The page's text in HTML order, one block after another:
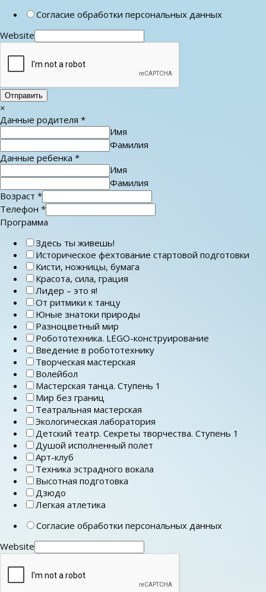
Согласие обработки персональных данных
Website
Отправить
×
Данные родителя *
Имя
Фамилия
Данные ребенка *
Имя
Фамилия
Возраст *
Телефон *
Программа
Здесь ты живешь!
Историческое фехтование стартовой подготовки
Кисти, ножницы, бумага
Красота, сила, грация
Лидер – это я!
От ритмики к танцу
Юные знатоки природы
Разноцветный мир
Робототехника. LEGO-конструирование
Введение в робототехнику
Творческая мастерская
Волейбол
Мастерская танца. Ступень 1
Мир без границ
Театральная мастерская
Экологическая лаборатория
Детский театр. Секреты творчества. Ступень 1
Душой исполненный полет
Арт-клуб
Техника эстрадного вокала
Высотная подготовка
Дзюдо
Легкая атлетика
Согласие обработки персональных данных
Website